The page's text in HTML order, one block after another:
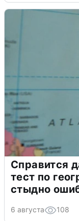
Справится
тест по
стыдно
6 августа 108